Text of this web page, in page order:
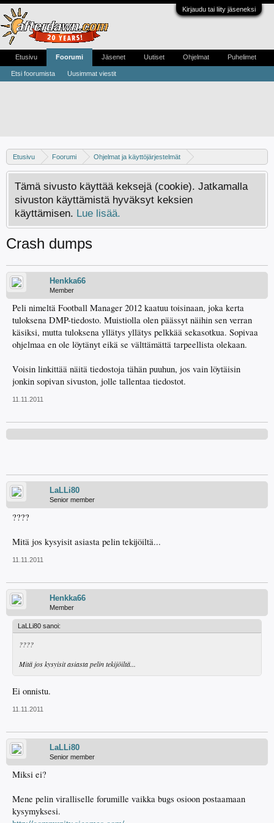
Kirjaudu tai liity jäseneksi
Etusivu Foorumi
Ohjelmat ja käyttöjärjestelmät
Ajuri- ja softaongelmat
Tämä sivusto käyttää keksejä (cookie). Jatkamalla
sivuston käyttämistä hyväksyt keksien
käyttämisen. Lue lisää.
Crash dumps
Henkka66
Member
Peli nimeltä Football Manager 2012 kaatuu toisinaan, joka kerta
tuloksena DMP-tiedosto. Muistiolla olen päässyt näihin sen verran
käsiksi, mutta tuloksena yllätys yllätys pelkkää sekasotkua. Sopivaa
ohjelmaa en ole löytänyt eikä se välttämättä tarpeellista olekaan.
Voisin linkittää näitä tiedostoja tähän puuhun, jos vain löytäisin
jonkin sopivan sivuston, jolle tallentaa tiedostot.
11.11.2011
LaLLi80
Senior member
????
Mitä jos kysyisit asiasta pelin tekijöiltä...
11.11.2011
Henkka66
Member
LaLLi80 sanoi:
????
Mitä jos kysyisit asiasta pelin tekijöiltä...
Ei onnistu.
11.11.2011
LaLLi80
Senior member
Miksi ei?
Mene pelin viralliselle forumille vaikka bugs osioon postaamaan
kysymyksesi.
Etusivu Foorumi
Etsi foorumista Uusimmat viestit
Jäsenet Uutiset Ohjelmat Puhelimet